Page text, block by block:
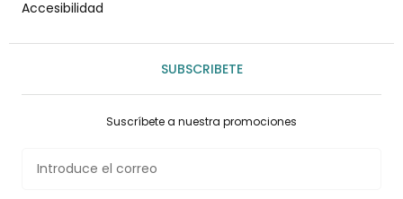
Accesibilidad
SUBSCRIBETE
Suscríbete a nuestra promociones